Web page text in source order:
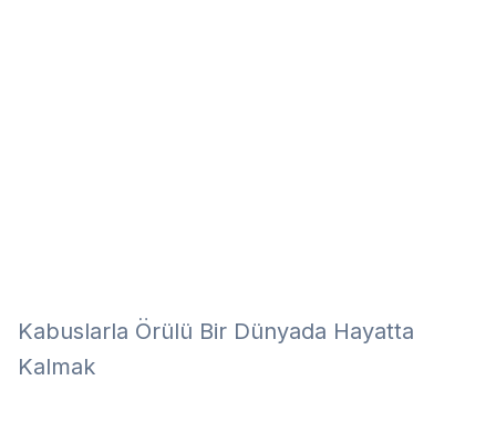
Kabuslarla Örülü Bir Dünyada Hayatta
Kalmak